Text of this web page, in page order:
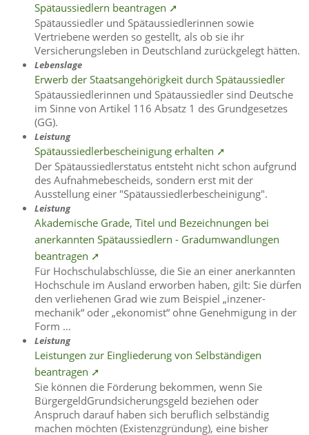
Spätaussiedlern beantragen ➚
Spätaussiedler und Spätaussiedlerinnen sowie
Vertriebene werden so gestellt, als ob sie ihr
Versicherungsleben in Deutschland zurückgelegt hätten.
Lebenslage
Erwerb der Staatsangehörigkeit durch Spätaussiedler
Spätaussiedlerinnen und Spätaussiedler sind Deutsche
im Sinne von Artikel 116 Absatz 1 des Grundgesetzes
(GG).
Leistung
Spätaussiedlerbescheinigung erhalten ➚
Der Spätaussiedlerstatus entsteht nicht schon aufgrund
des Aufnahmebescheids, sondern erst mit der
Ausstellung einer "Spätaussiedlerbescheinigung".
Leistung
Akademische Grade, Titel und Bezeichnungen bei
anerkannten Spätaussiedlern - Gradumwandlungen
beantragen ➚
Für Hochschulabschlüsse, die Sie an einer anerkannten
Hochschule im Ausland erworben haben, gilt: Sie dürfen
den verliehenen Grad wie zum Beispiel „inzener-
mechanik“ oder „ekonomist“ ohne Genehmigung in der
Form …
Leistung
Leistungen zur Eingliederung von Selbständigen
beantragen ➚
Sie können die Förderung bekommen, wenn Sie
BürgergeldGrundsicherungsgeld beziehen oder
Anspruch darauf haben sich beruflich selbständig
machen möchten (Existenzgründung), eine bisher